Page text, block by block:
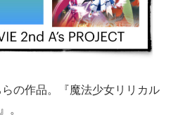
の作品。『魔法少女リリカル
。